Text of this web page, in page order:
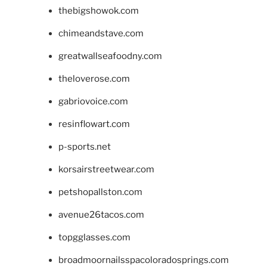
thebigshowok.com
chimeandstave.com
greatwallseafoodny.com
theloverose.com
gabriovoice.com
resinflowart.com
p-sports.net
korsairstreetwear.com
petshopallston.com
avenue26tacos.com
topgglasses.com
broadmoornailsspacoloradosprings.com